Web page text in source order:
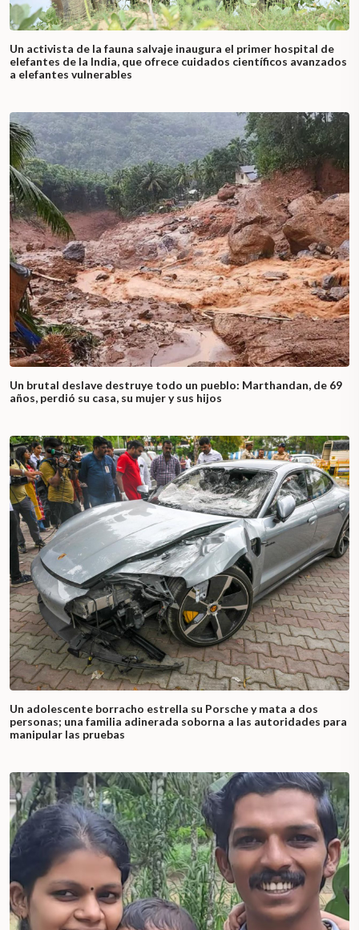
Un activista de la fauna salvaje inaugura el primer hospital de
elefantes de la India, que ofrece cuidados científicos avanzados
a elefantes vulnerables
Un brutal deslave destruye todo un pueblo: Marthandan, de 69
años, perdió su casa, su mujer y sus hijos
Un adolescente borracho estrella su Porsche y mata a dos
personas; una familia adinerada soborna a las autoridades para
manipular las pruebas